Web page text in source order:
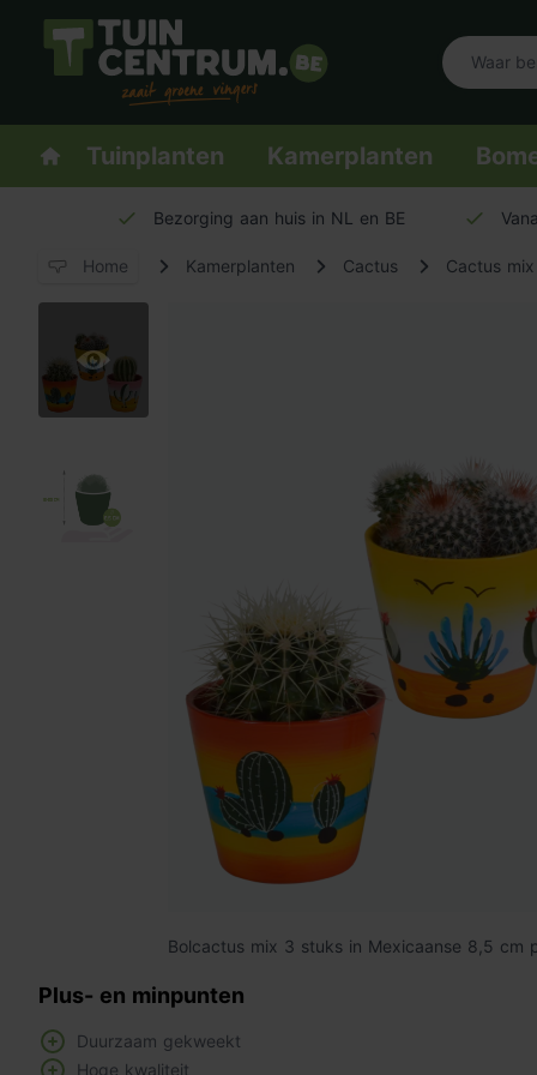
Logo Tuincentrum.be
Homepage
Tuinplanten Kamerplanten
Bezorging aan huis in NL en BE
Home Kamerplanten Cactus Cactus
Bolcactus mix 3 stuks in Mexicaanse 8,5 cm
Plus- en minpunten
Duurzaam gekweekt
Hoge kwaliteit